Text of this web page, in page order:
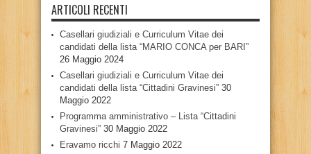
ARTICOLI RECENTI
Casellari giudiziali e Curriculum Vitae dei
candidati della lista “MARIO CONCA per BARI”
26 Maggio 2024
Casellari giudiziali e Curriculum Vitae dei
candidati della lista “Cittadini Gravinesi” 30
Maggio 2022
Programma amministrativo – Lista “Cittadini
Gravinesi” 30 Maggio 2022
Eravamo ricchi 7 Maggio 2022